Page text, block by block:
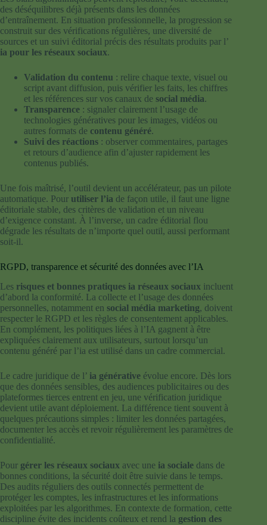
des déséquilibres déjà présents dans les données
d’entraînement. En situation professionnelle, la progression se
construit sur des vérifications régulières, une diversité de
sources et un suivi éditorial précis des résultats produits par l’
ia pour les réseaux sociaux.
Validation du contenu : relire chaque texte, visuel ou
script avant diffusion, puis vérifier les faits, les chiffres
et les références sur vos canaux de social média.
Transparence : signaler clairement l’usage de
technologies génératives pour les images, vidéos ou
autres formats de contenu généré.
Suivi des réactions : observer commentaires, partages
et retours d’audience afin d’ajuster rapidement les
contenus publiés.
Une fois maîtrisé, l’outil devient un accélérateur, pas un pilote
automatique. Pour utiliser l’ia de façon utile, il faut une ligne
éditoriale stable, des critères de validation et un niveau
d’exigence constant. À l’inverse, un cadre éditorial flou
dégrade les résultats de n’importe quel outil, aussi performant
soit-il.
RGPD, transparence et sécurité des données avec l’IA
Les risques et bonnes pratiques ia réseaux sociaux incluent
d’abord la conformité. La collecte et l’usage des données
personnelles, notamment en social média marketing, doivent
respecter le RGPD et les règles de consentement applicables.
En complément, les politiques liées à l’IA gagnent à être
expliquées clairement aux utilisateurs, surtout lorsqu’un
contenu généré par l’ia est utilisé dans un cadre commercial.
Le cadre juridique de l’ ia générative évolue encore. Dès lors
que des données sensibles, des audiences publicitaires ou des
plateformes tierces entrent en jeu, une vérification juridique
devient utile avant déploiement. La différence tient souvent à
quelques précautions simples : limiter les données partagées,
documenter les accès et revoir régulièrement les paramètres de
confidentialité.
Pour gérer les réseaux sociaux avec une ia sociale dans de
bonnes conditions, la sécurité doit être suivie dans le temps.
Des audits réguliers des outils connectés permettent de
protéger les comptes, les infrastructures et les informations
exploitées par les algorithmes. En contexte de formation, cette
discipline évite des incidents coûteux et rend la gestion des